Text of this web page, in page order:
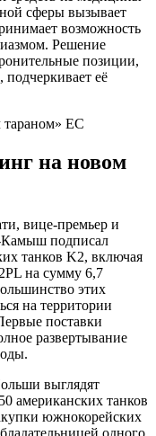
сферы вызывает
возможность
Решение
позиции,
её
на новом
вице-премьер и
Камыш подписал
танков K2, включая
на сумму 6,7
этих
на территории
поставки
развертывание
выглядят
американских танков
южнокорейских
одного